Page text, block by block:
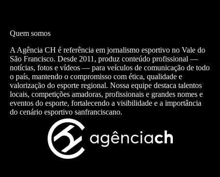
Quem somos
A Agência CH é referência em jornalismo esportivo no Vale do
São Francisco. Desde 2011, produz conteúdo profissional —
notícias, fotos e vídeos — para veículos de comunicação de todo
o país, mantendo o compromisso com ética, qualidade e
valorização do esporte regional. Nossa equipe destaca talentos
locais, competições amadoras, profissionais e grandes nomes e
eventos do esporte, fortalecendo a visibilidade e a importância
do cenário esportivo sanfranciscano.